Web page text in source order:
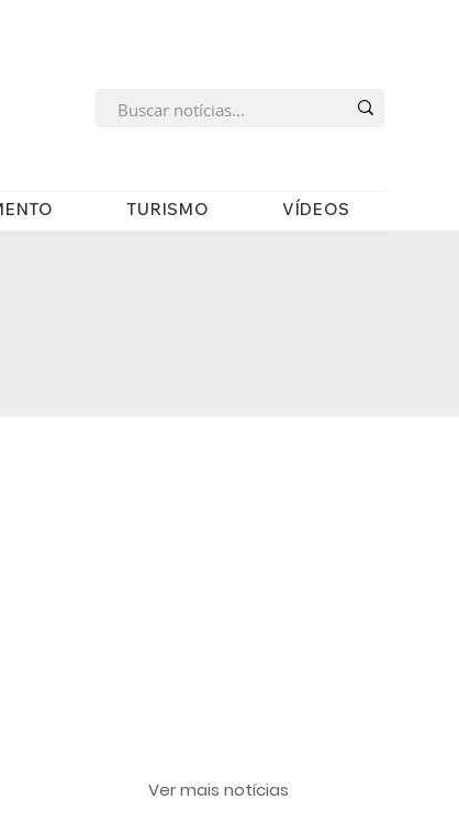
TURISMO VÍDEOS
Ver mais notícias